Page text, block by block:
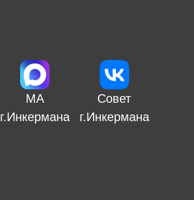
МА
г.Инкермана
Совет
г.Инкермана